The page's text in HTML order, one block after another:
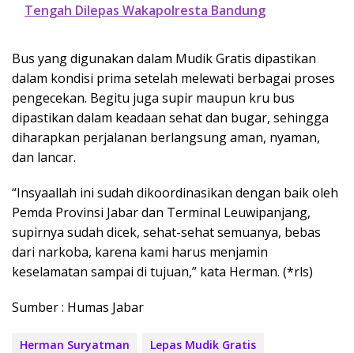
Tengah Dilepas Wakapolresta Bandung
Bus yang digunakan dalam Mudik Gratis dipastikan
dalam kondisi prima setelah melewati berbagai proses
pengecekan. Begitu juga supir maupun kru bus
dipastikan dalam keadaan sehat dan bugar, sehingga
diharapkan perjalanan berlangsung aman, nyaman,
dan lancar.
“Insyaallah ini sudah dikoordinasikan dengan baik oleh
Pemda Provinsi Jabar dan Terminal Leuwipanjang,
supirnya sudah dicek, sehat-sehat semuanya, bebas
dari narkoba, karena kami harus menjamin
keselamatan sampai di tujuan,” kata Herman. (*rls)
Sumber : Humas Jabar
Herman Suryatman Lepas Mudik Gratis